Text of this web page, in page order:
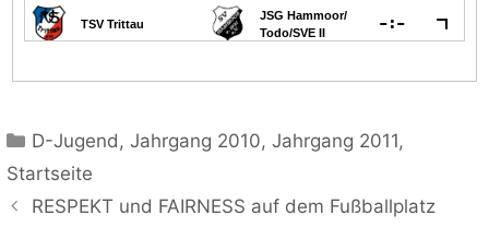
Kategorien
D-Jugend,Jahrgang 2010,Jahrgang 2011,
Startseite
RESPEKT und FAIRNESS auf dem Fußballplatz